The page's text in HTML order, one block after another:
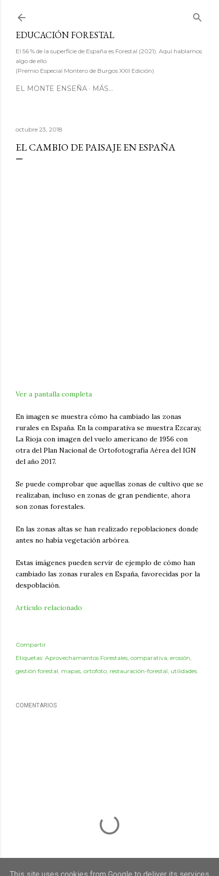
EDUCACIÓN FORESTAL
El 56 % de la superficie de España es Forestal (2021). Aquí hablamos
algo de ello.
(Premio Especial Montero de Burgos XXII Edición)
EL MONTE ENSEÑA MÁS…
octubre 23, 2018
EL CAMBIO DE PAISAJE EN ESPAÑA
Ver a pantalla completa
En imagen se muestra cómo ha cambiado las zonas
rurales en España. En la comparativa se muestra Ezcaray,
La Rioja con imagen del vuelo americano de 1956 con
otra del Plan Nacional de Ortofotografía Aérea del IGN
del año 2017.
Se puede comprobar que aquellas zonas de cultivo que se
realizaban, incluso en zonas de gran pendiente, ahora
son zonas forestales.
En las zonas altas se han realizado repoblaciones donde
antes no había vegetación arbórea.
Estas imágenes pueden servir de ejemplo de cómo han
cambiado las zonas rurales en España, favorecidas por la
despoblación.
Artículo relacionado
Compartir
Etiquetas: Aprovechamientos Forestales comparativa erosión
gestión forestal mapas ortofoto restauración-forestal utilidades
COMENTARIOS